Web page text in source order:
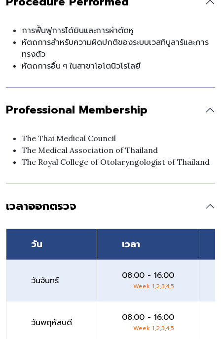
การฟื้นฟูการได้ยินและการผ่าตัดหู
หัตถการสำหรับความผิดปกติของระบบเวสทิบูลาร์และการ
ทรงตัว
หัตถการอื่น ๆ ในสาขาโอโตนิวโรโลยี
Professional Membership
The Thai Medical Council
The Medical Association of Thailand
The Royal College of Otolaryngologist of Thailand
เวลาออกตรวจ
วัน เวลา
วันจันทร์ 08:00 - 16:00
Week 1,2,3,4,5
วันพฤหัสบดี 08:00 - 16:00
Week 1,2,3,4,5